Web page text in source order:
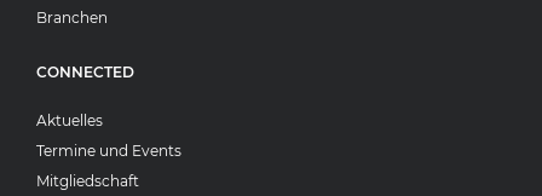
Branchen
CONNECTED
Aktuelles
Termine und Events
Mitgliedschaft